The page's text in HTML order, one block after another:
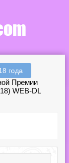
года
Премии
WEB-DL